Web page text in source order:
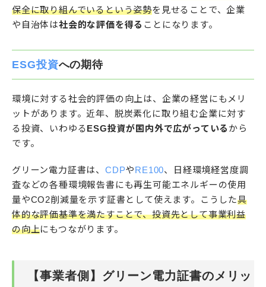
保全に取り組んでいるという姿勢を見せることで、企業
や自治体は社会的な評価を得る ことになります。
ESG投資への期待
環境に対する社会的評価の向上は、企業の経営にもメリ
ットがあります。近年、脱炭素化に取り組む企業に対す
る投資、いわゆる ESG投資が国内外で広がっている から
です。
グリーン電力証書は、CDPやRE100、日経環境経営度調
査などの各種環境報告書にも再生可能エネルギーの使用
量やCO2削減量を示す証書として使えます。こうした具
体的な評価基準を満たすことで、投資先として事業利益
の向上にもつながります。
【事業者側】グリーン電力証書のメリッ